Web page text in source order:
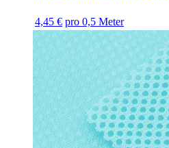
4,45 € pro 0,5 Meter